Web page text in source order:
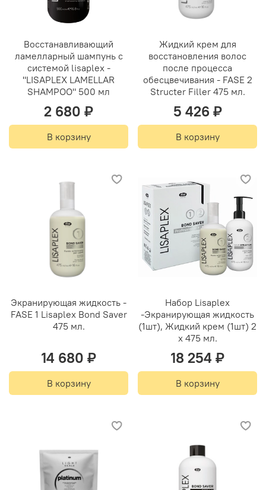
Восстанавливающий
ламелларный шампунь с
системой lisaplex -
"LISAPLEX LAMELLAR
SHAMPOO" 500 мл
2 680 ₽
В корзину
Жидкий крем для
восстановления волос
после процесса
обесцвечивания - FASE 2
Structer Filler 475 мл.
5 426 ₽
В корзину
Экранирующая жидкость -
FASE 1 Lisaplex Bond Saver
475 мл.
14 680 ₽
В корзину
Набор Lisaplex
-Экранирующая жидкость
(1шт), Жидкий крем (1шт) 2
х 475 мл.
18 254 ₽
В корзину